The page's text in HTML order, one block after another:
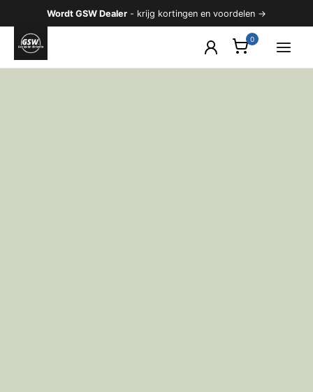
naar
inhoud
Wordt GSW Dealer - krijg kortingen en voordelen →